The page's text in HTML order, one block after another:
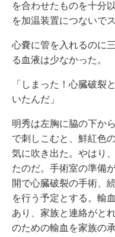
を合わせたものを十分
を加温装置につないで
心嚢に管を入れるのに
る血液は少なかった。
「しまった！心臓破裂
いたんだ」
明秀は左胸に脇の下か
で刺しこむと、鮮紅色
気に吹き出た。やはり
たのだ。手術室の準備
開で心臓破裂の手術、
を行う予定とする。輸
あり、家族と連絡がと
のための輸血を家族の